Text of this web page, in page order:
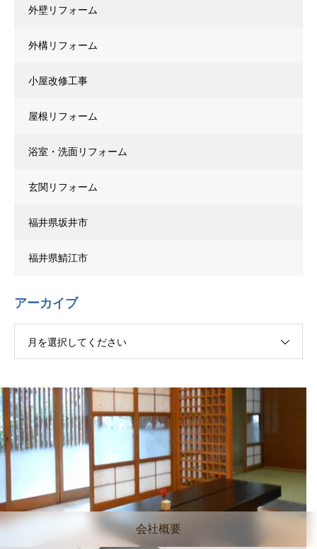
外壁リフォーム
外構リフォーム
小屋改修工事
屋根リフォーム
浴室・洗面リフォーム
玄関リフォーム
福井県坂井市
福井県鯖江市
アーカイブ
月を選択してください
会社概要